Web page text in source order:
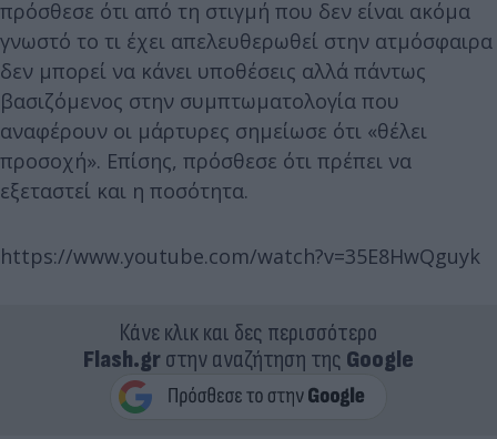
πρόσθεσε ότι από τη στιγμή που δεν είναι ακόμα
γνωστό το τι έχει απελευθερωθεί στην ατμόσφαιρα
δεν μπορεί να κάνει υποθέσεις αλλά πάντως
βασιζόμενος στην συμπτωματολογία που
αναφέρουν οι μάρτυρες σημείωσε ότι «θέλει
προσοχή». Επίσης, πρόσθεσε ότι πρέπει να
εξεταστεί και η ποσότητα.
https://www.youtube.com/watch?v=35E8HwQguyk
Κάνε κλικ και δες περισσότερο
Flash.grστην αναζήτηση της Google